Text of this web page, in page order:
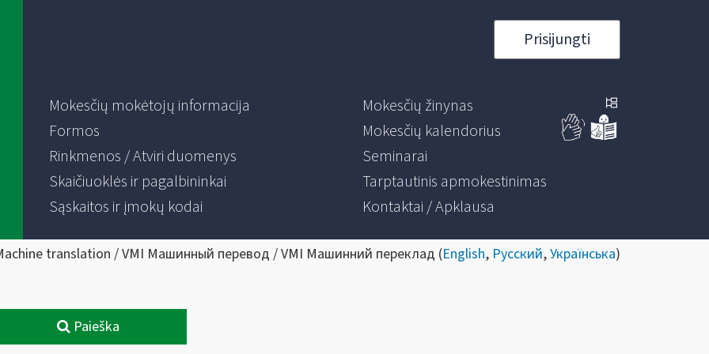
Prisijungti
Mokesčių mokėtojų informacija
Formos
Rinkmenos / Atviri duomenys
Skaičiuoklės ir pagalbininkai
Sąskaitos ir įmokų kodai
Mokesčių žinynas
Mokesčių kalendorius
Seminarai
Tarptautinis apmokestinimas
Kontaktai / Apklausa
translation / VMI Машинный перевод / VMI Машинний переклад (English, Русский,Українська)
Paieška